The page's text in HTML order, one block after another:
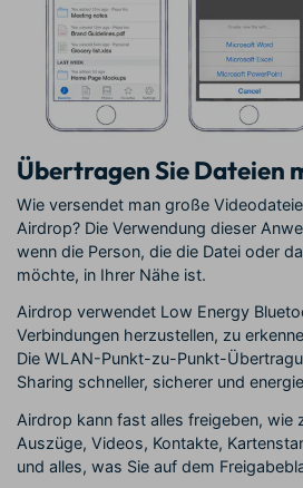
Übertragen Sie Dateien
Wie versendet man große
Airdrop? Die Verwendung dieser
wenn die Person, die die Datei oder
möchte, in Ihrer Nähe ist.
Airdrop verwendet Low Energy
Verbindungen herzustellen, zu
Die WLAN-Punkt-zu-Punkt-
Sharing schneller, sicherer und
Airdrop kann fast alles freigeben, wie
Auszüge, Videos, Kontakte,
und alles, was Sie auf dem